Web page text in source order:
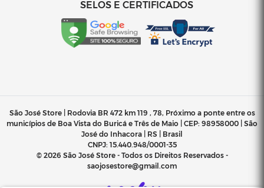
SELOS E CERTIFICADOS
São José Store | Rodovia BR 472 km 119 , 78, Próximo a ponte entre os
municípios de Boa Vista do Buricá e Três de Maio | CEP: 98958000 | São
José do Inhacora | RS | Brasil
CNPJ: 15.440.948/0001-35
© 2026 São José Store - Todos os Direitos Reservados -
saojosestore@gmail.com